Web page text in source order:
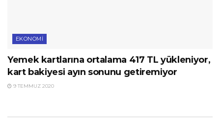
EKONOMI
Yemek kartlarına ortalama 417 TL yükleniyor,
kart bakiyesi ayın sonunu getiremiyor
9 TEMMUZ 2020